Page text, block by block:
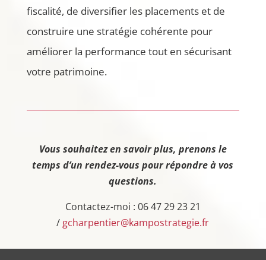
fiscalité, de diversifier les placements et de
construire une stratégie cohérente pour
améliorer la performance tout en sécurisant
votre patrimoine.
Vous souhaitez en savoir plus, prenons le
temps d’un rendez-vous pour répondre à vos
questions.
Contactez-moi : 06 47 29 23 21
/ gcharpentier@kampostrategie.fr